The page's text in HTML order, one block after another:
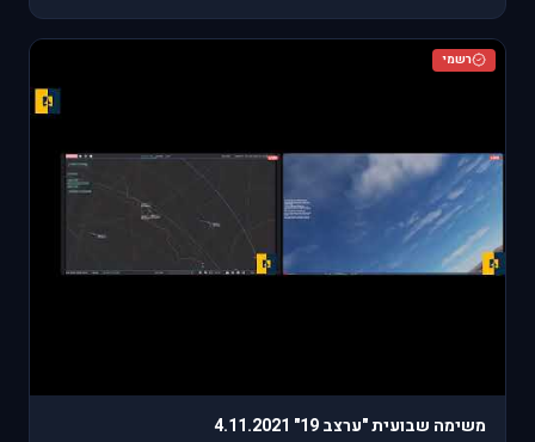
רשמי
משימה שבועית "ערצב 19" 4.11.2021